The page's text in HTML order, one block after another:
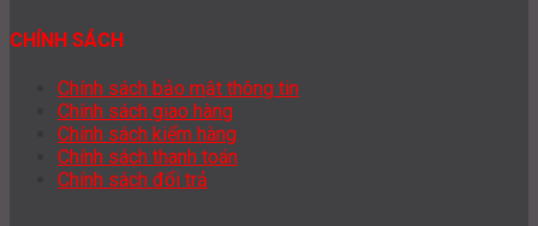
CHÍNH SÁCH
Chính sách bảo mật thông tin
Chính sách giao hàng
Chính sách kiểm hàng
Chính sách thanh toán
Chính sách đổi trả